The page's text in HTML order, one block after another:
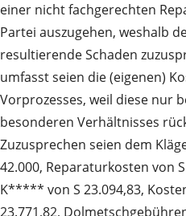
einer nicht fachgerechten
Partei auszugehen, weshalb
resultierende Schaden
umfasst seien die (eigenen)
Vorprozesses, weil diese nur
besonderen Verhältnisses
Zuzusprechen seien dem
42.000, Reparaturkosten von
K***** von S 23.094,83,
23.771,82,